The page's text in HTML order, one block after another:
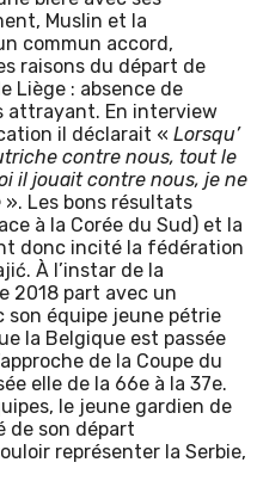
Muslin et la
commun accord,
raisons du départ de
Liège : absence de
attrayant. En interview
il déclarait « Lorsqu’
contre nous, tout le
il jouait contre nous, je ne
». Les bons résultats
à la Corée du Sud) et la
donc incité la fédération
À l’instar de la
2018 part avec un
son équipe jeune pétrie
la Belgique est passée
de la Coupe du
elle de la 66e à la 37e.
le jeune gardien de
de son départ
représenter la Serbie,